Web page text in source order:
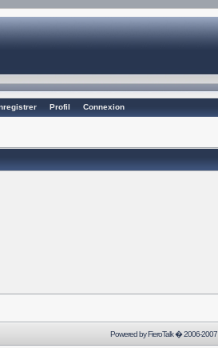
Profil Connexion
Powered byFieroTalk� 2006-2007